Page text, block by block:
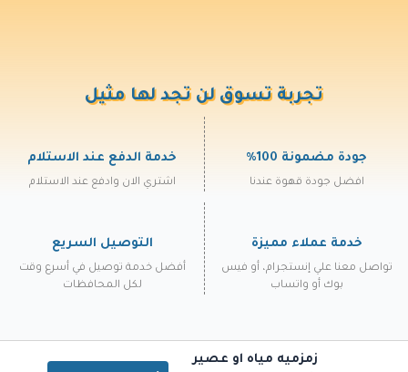
تجربة تسوق لن تجد لها مثيل
جودة مضمونة 100%
افضل جودة قهوة عندنا
خدمة الدفع عند الاستلام
اشتري الان وادفع عند الاستلام
خدمة عملاء مميزة
تواصل معنا علي إنستجرام، أو فيس
بوك أو واتساب
التوصيل السريع
أفضل خدمة توصيل في أسرع وقت
لكل المحافظات
زمزميه مياه او عصير